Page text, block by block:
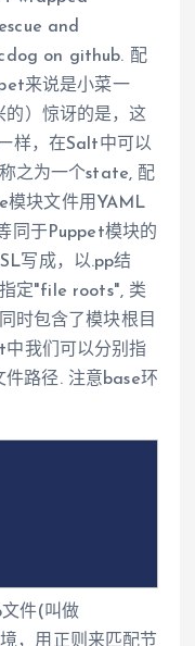
and
on github. 配
来说是小菜一
的）惊讶的是，这
样，在Salt中可以
之为一个state, 配
块文件用YAML
同于Puppet模块的
写成，以.pp结
定"file roots", 类
时包含了模块根目
中我们可以分别指
路径. 注意base环
件(叫做
，用正则来匹配节